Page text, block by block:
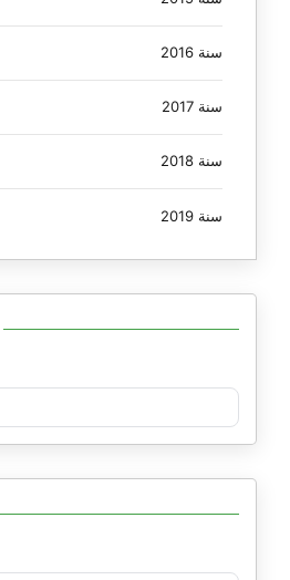
سنة 2016
سنة 2017
سنة 2018
سنة 2019